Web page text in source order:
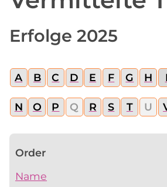
Erfolge 2025
A B C D E F G H I
N O P Q R S T U
Order
Name